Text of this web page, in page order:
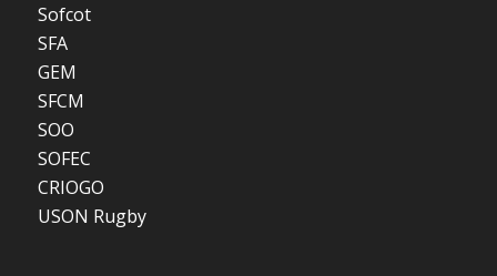
Sofcot
SFA
GEM
SFCM
SOO
SOFEC
CRIOGO
USON Rugby